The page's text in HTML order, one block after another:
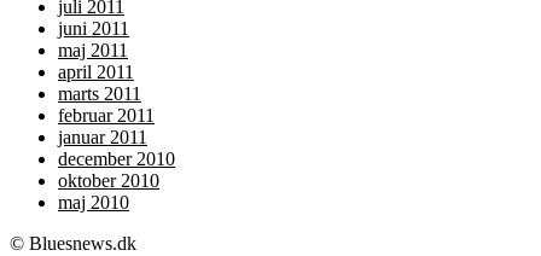
juli 2011
juni 2011
maj 2011
april 2011
marts 2011
februar 2011
januar 2011
december 2010
oktober 2010
maj 2010
© Bluesnews.dk